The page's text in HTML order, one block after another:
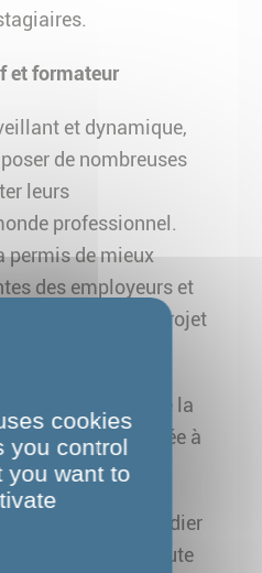
et formateur
et dynamique,
de nombreuses
leurs
professionnel.
permis de mieux
des employeurs et
de leur projet
salué la
qu’ils ont trouvée à
motivante.
Laura Bezta et Didier
leur écoute
cookies
you control
you want to